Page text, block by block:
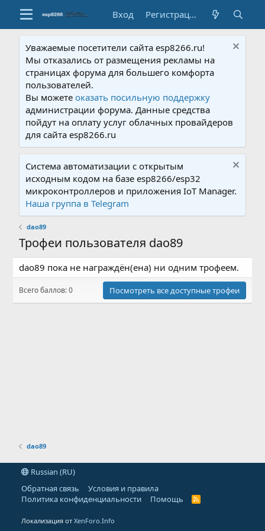
Вход Регистрация
Уважаемые посетители сайта esp8266.ru!
Мы отказались от размещения рекламы на
страницах форума для большего комфорта
пользователей.
Вы можетеоказать посильную поддержку
администрации форума. Данные средства
пойдут на оплату услуг облачных провайдеров
для сайта esp8266.ru
Система автоматизации с открытым
исходным кодом на базе esp8266/esp32
микроконтроллеров и приложения IoT Manager.
Наша группа в Telegram
dao89
Трофеи пользователя dao89
dao89 пока не награждён(ена) ни одним трофеем.
Всего баллов: 0 Посмотреть все доступные трофеи
dao89
Russian (RU)
Обратная связь
Условия и правила
Политика конфиденциальности
Помощь
R
Локализация отXenForo.Info